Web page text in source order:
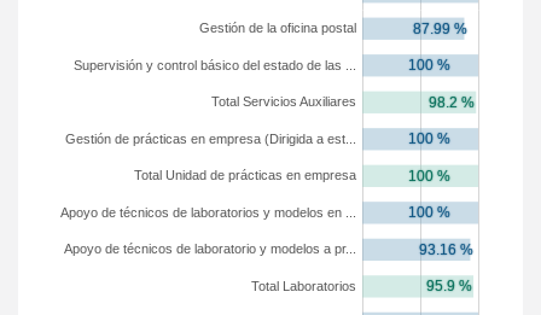
Total Laboratorios
Apoyo de técnicos de laboratorio y modelos a pr...
Apoyo de técnicos de laboratorios y modelos en ...
Total Unidad de prácticas en empresa
Gestión de prácticas en empresa (Dirigida a est...
Total Servicios Auxiliares
Supervisión y control básico del estado de las ...
Gestión de la oficina postal